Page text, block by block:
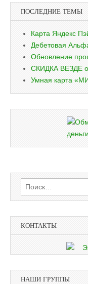
ПОСЛЕДНИЕ ТЕМЫ
Карта Яндекс
Дебетовая
Обновление
СКИДКА ВЕЗДЕ
Умная карта
Найти:
КОНТАКТЫ
НАШИ ГРУППЫ